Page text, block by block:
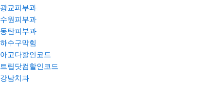
광교피부과
수원피부과
동탄피부과
하수구막힘
아고다할인코드
트립닷컴할인코드
강남치과